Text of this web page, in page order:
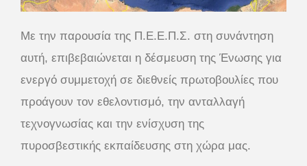
Με την παρουσία της Π.Ε.Ε.Π.Σ. στη συνάντηση
αυτή, επιβεβαιώνεται η δέσμευση της Ένωσης για
ενεργό συμμετοχή σε διεθνείς πρωτοβουλίες που
προάγουν τον εθελοντισμό, την ανταλλαγή
τεχνογνωσίας και την ενίσχυση της
πυροσβεστικής εκπαίδευσης στη χώρα μας.